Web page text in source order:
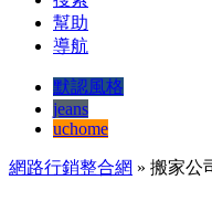
幫助
導航
默認風格
jeans
uchome
網路行銷整合網 » 搬家公